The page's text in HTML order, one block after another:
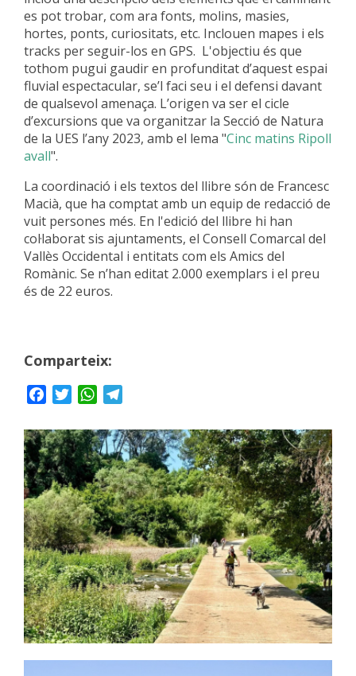
es pot trobar, com ara fonts, molins, masies,
hortes, ponts, curiositats, etc. Inclouen mapes i els
tracks per seguir-los en GPS. L'objectiu és que
tothom pugui gaudir en profunditat d’aquest espai
fluvial espectacular, se’l faci seu i el defensi davant
de qualsevol amenaça. L’origen va ser el cicle
d’excursions que va organitzar la Secció de Natura
de la UES l’any 2023, amb el lema "Cinc matins Ripoll
avall".
La coordinació i els textos del llibre són de Francesc
Macià, que ha comptat amb un equip de redacció de
vuit persones més. En l'edició del llibre hi han
col·laborat sis ajuntaments, el Consell Comarcal del
Vallès Occidental i entitats com els Amics del
Romànic. Se n’han editat 2.000 exemplars i el preu
és de 22 euros.
Comparteix:
FacebookTwitterWhatsApp